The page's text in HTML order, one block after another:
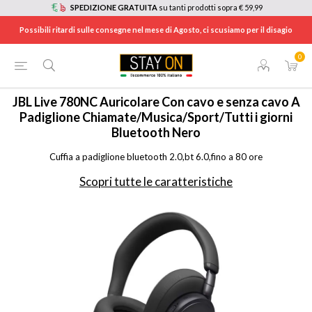
SPEDIZIONE GRATUITA su tanti prodotti sopra € 59,99
Possibili ritardi sulle consegne nel mese di Agosto, ci scusiamo per il disagio
0
/ CUFFIE E AURICOLARI / CUFFIE SENZA FILI JBLLIVE780NCBLK
JBL Live 780NC Auricolare Con cavo e senza cavo A
Padiglione Chiamate/Musica/Sport/Tutti i giorni
Bluetooth Nero
Cuffia a padiglione bluetooth 2.0,bt 6.0,fino a 80 ore
Scopri tutte le caratteristiche